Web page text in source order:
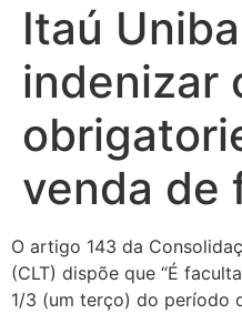
Itaú
indenizar
venda de
O artigo 143 da
(CLT) dispõe que “É
1/3 (um terço) do período